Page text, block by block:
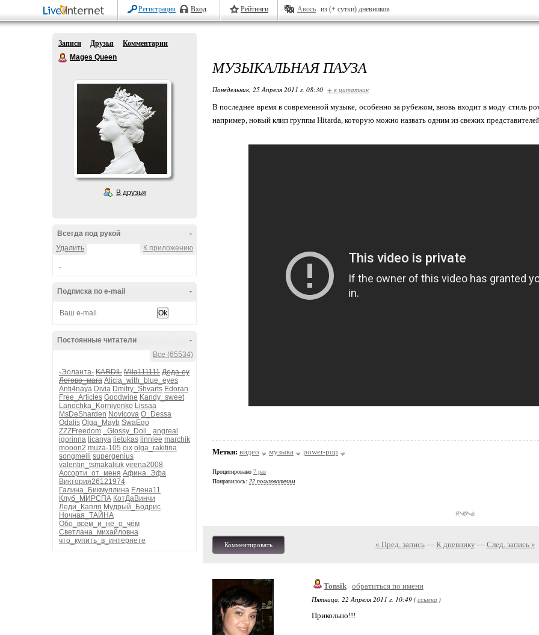
Регистрация Вход Рейтинги Авось из (+ сутки) дневников
Записи Друзья
Комментарии
Mages Queen
В друзья
-
Всегда под рукой
К приложению
Удалить
.
-
Подписка по e-mail
-
Постоянные читатели
Все (65534)
-Эоланта- KARDIL Mila111111 Деда-еу
Логово_мага Alicia_with_blue_eyes
Anti4naya Divia Dmitry_Shvarts Edoran
Free_Articles Goodwine Kandy_sweet
Lanochka_Korniyenko Lissaa
MsDeSharden Novicova O_Dessa
Odalis Olga_Mayb SwaEgo
ZZZFreedom
_Glossy_Doll_
angreal
igorinna licanya lietukas linnlee marchik
mooon2 muza-105 oix olga_rakitina
songmeili supergenius
valentin_tsmakaliuk virena2008
Ассорти_от_меня Афина_Эфа
Виктория26121974
Галина_Бикмуллина Елена11
Клуб_МИРСПА КотДаВинчи
Леди_Капля Мудрый_Бодрис
Ночная_ТАЙНА
Обо_всем_и_не_о_чём
Светлана_михайловна
что_купить_в_интернете
МУЗЫКАЛЬНАЯ ПАУЗА
Понедельник, 25 Апреля 2011 г. 08:30 + в цитатник
В последнее время в современной музыке, особенно за рубежом, вновь входит в моду стиль
например, новый клип группы Hitarda, которую можно назвать одним из свежих
Метки: видео музыка power-pop
Процитировано 7 раз
Понравилось: 22 пользователям
Комментировать « Пред. запись— К дневнику — След. запись »
Tonsik обратиться по имени
Пятница, 22 Апреля 2011 г. 10:49 (ссылка )
Прикольно!!!